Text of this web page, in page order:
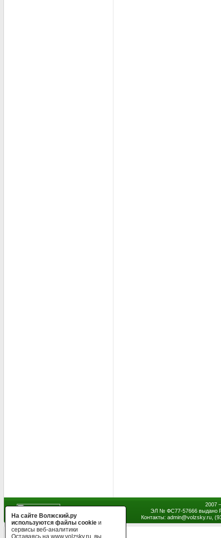
2007
ЭЛ № ФС77-57666 выдано
Контакты: admin@volzsky.ru,
На сайте Волжский.ру
используются файлы cookie и
сервисы веб-аналитики
Оставаясь на www.volzsky.ru, вы